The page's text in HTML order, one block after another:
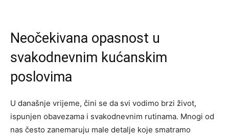
Neočekivana opasnost u
svakodnevnim kućanskim
poslovima
U današnje vrijeme, čini se da svi vodimo brzi život,
ispunjen obavezama i svakodnevnim rutinama. Mnogi od
nas često zanemaruju male detalje koje smatramo